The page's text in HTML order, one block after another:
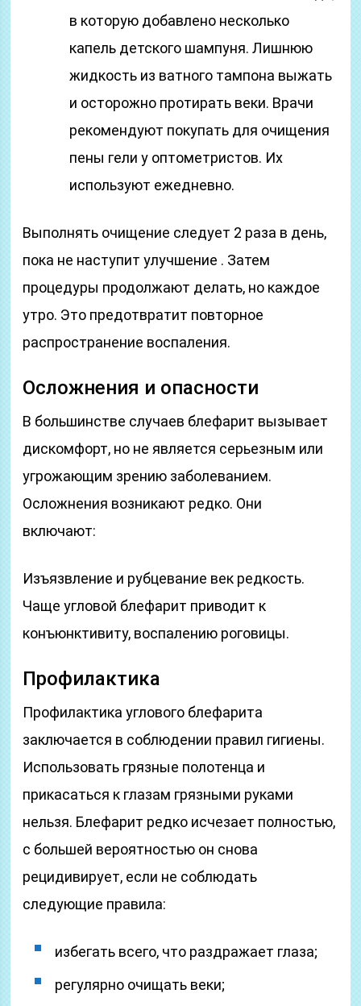
в которую добавлено несколько
капель детского шампуня. Лишнюю
жидкость из ватного тампона выжать
и осторожно протирать веки. Врачи
рекомендуют покупать для очищения
пены гели у оптометристов. Их
используют ежедневно.
Выполнять очищение следует 2 раза в день,
пока не наступит улучшение . Затем
процедуры продолжают делать, но каждое
утро. Это предотвратит повторное
распространение воспаления.
Осложнения и опасности
В большинстве случаев блефарит вызывает
дискомфорт, но не является серьезным или
угрожающим зрению заболеванием.
Осложнения возникают редко. Они
включают:
Изъязвление и рубцевание век редкость.
Чаще угловой блефарит приводит к
конъюнктивиту, воспалению роговицы.
Профилактика
Профилактика углового блефарита
заключается в соблюдении правил гигиены.
Использовать грязные полотенца и
прикасаться к глазам грязными руками
нельзя. Блефарит редко исчезает полностью,
с большей вероятностью он снова
рецидивирует, если не соблюдать
следующие правила:
избегать всего, что раздражает глаза;
регулярно очищать веки;